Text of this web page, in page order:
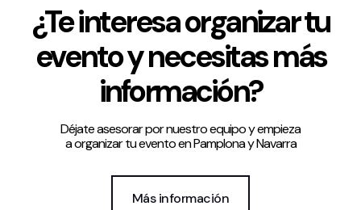
¿Te interesa organizar tu
evento y necesitas más
información?
Déjate asesorar por nuestro equipo y empieza
a organizar tu evento en Pamplona y Navarra
Más información